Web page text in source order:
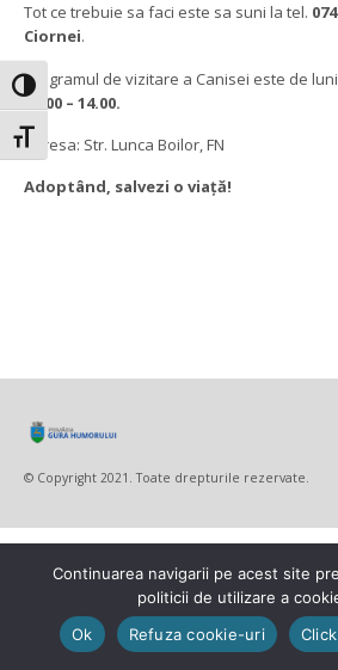
Toggle High Contrast
Toggle Font size
Tot ce trebuie sa faci este sa suni la tel.
Ciornei.
Programul de vizitare a Canisei este de
12.00 – 14.00.
Adresa: Str. Lunca Boilor, FN
Adoptând, salvezi o viață!
© Copyright 2021. Toate drepturile rezervate.
Continuarea navigarii pe acest site
politicii de utilizare a
Ok
Refuza cookie-uri